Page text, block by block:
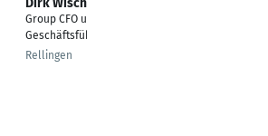
Dirk Wischnewski
Group CFO und
Geschäftsführer
Rellingen